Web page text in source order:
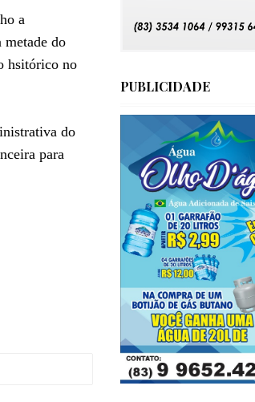
a
metade do
hsitórico no
do
para
PUBLICIDADE